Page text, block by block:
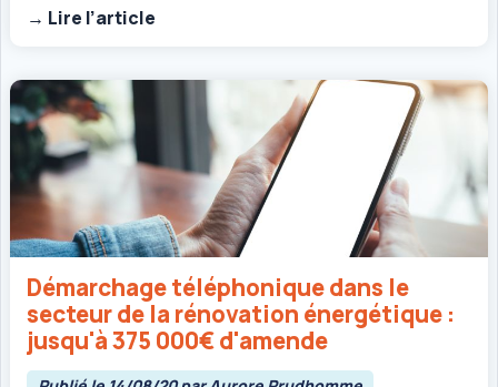
→ Lire l’article
Démarchage téléphonique dans le
secteur de la rénovation énergétique :
jusqu'à 375 000€ d'amende